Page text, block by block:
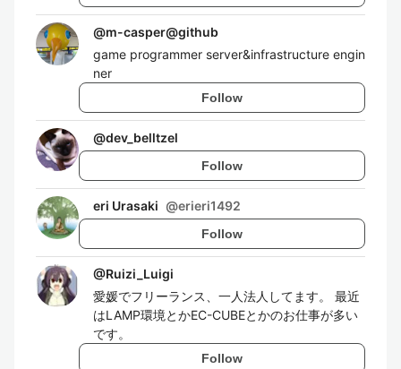
@m-casper@github
game programmer server&infrastructure engin
ner
Follow
@dev_belltzel
Follow
eri Urasaki @erieri1492
Follow
@Ruizi_Luigi
愛媛でフリーランス、一人法人してます。 最近
はLAMP環境とかEC-CUBEとかのお仕事が多い
です。
Follow